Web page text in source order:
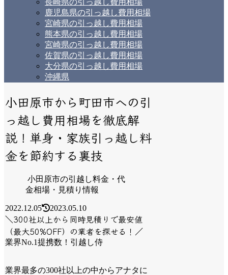
長崎県の引っ越し費用相場
鹿児島県の引っ越し費用相場
宮崎県の引っ越し費用相場
熊本県の引っ越し費用相場
宮崎県の引っ越し費用相場
佐賀県の引っ越し費用相場
大分県の引っ越し費用相場
沖縄県
小田原市から町田市への引
っ越し費用相場を徹底解
説！単身・家族引っ越し料
金を節約する裏技
小田原市の引越し料金・代
金相場・見積り情報
2022.12.05 2023.05.10
＼300社以上から同時見積りで最安値
（最大50%OFF）の業者を探せる！／
業界No.1提携数！引越し侍
業界最多の300社以上の中からアナタに